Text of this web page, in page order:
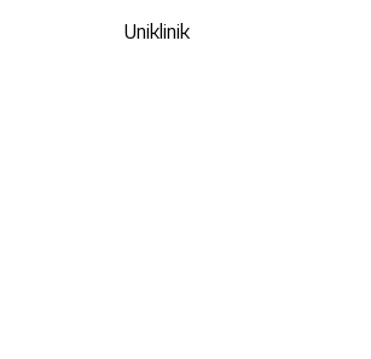
Uniklinik